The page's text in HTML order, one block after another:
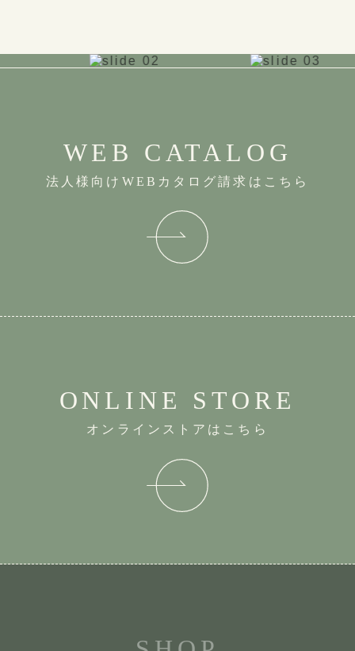
WEB CATALOG
法人様向けWEBカタログ請求はこちら
ONLINE STORE
オンラインストアはこちら